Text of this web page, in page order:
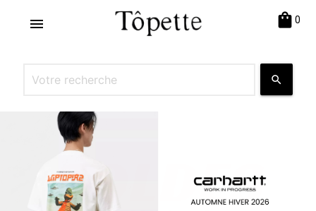
menu shopping_bag 0
search